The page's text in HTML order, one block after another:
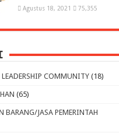
Agustus 18, 2021 75,355
COMMUNITY(18)
(65)
BARANG/JASA PEMERINTAH